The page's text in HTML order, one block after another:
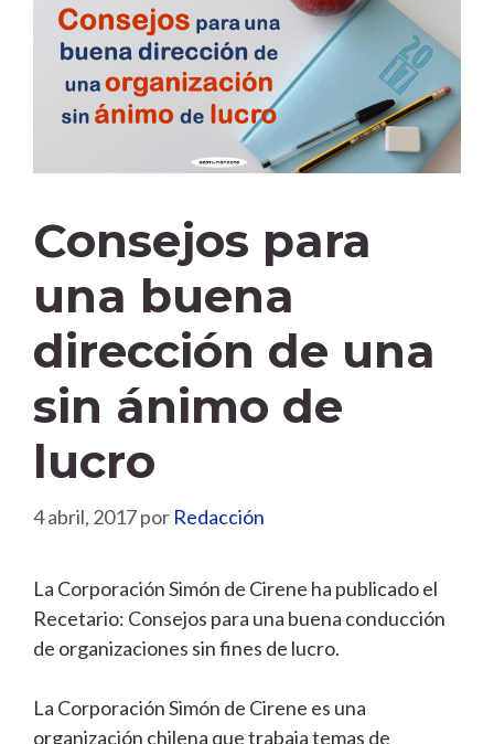
Consejos para
una buena
dirección de una
sin ánimo de
lucro
4 abril, 2017por Redacción
La Corporación Simón de Cirene ha publicado el
Recetario: Consejos para una buena conducción
de organizaciones sin fines de lucro.
La Corporación Simón de Cirene es una
organización chilena que trabaja temas de